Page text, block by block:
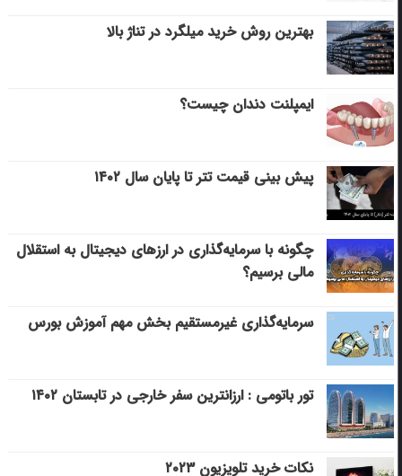
بهترین روش خرید میلگرد در تناژ بالا
ایمپلنت دندان چیست؟
پیش بینی قیمت تتر تا پایان سال ۱۴۰۲
چگونه با سرمایه‌گذاری در ارزهای دیجیتال به استقلال
مالی برسیم؟
سرمایه‌گذاری غیرمستقیم بخش مهم آموزش بورس
تور باتومی : ارزانترین سفر خارجی در تابستان ۱۴۰۲
نکات خرید تلویزیون ۲۰۲۳